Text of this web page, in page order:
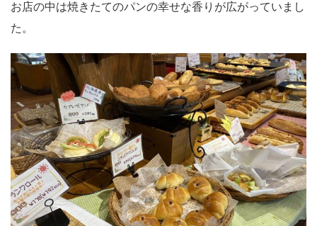
お店の中は焼きたてのパンの幸せな香りが広がっていまし
た。